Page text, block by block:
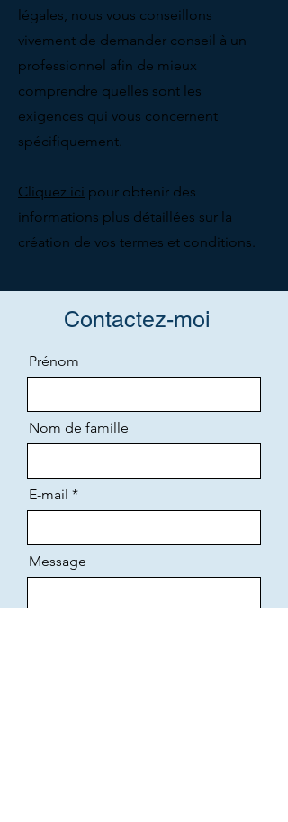
légales, nous vous conseillons
vivement de demander conseil à un
professionnel afin de mieux
comprendre quelles sont les
exigences qui vous concernent
spécifiquement.
Cliquez ici pour obtenir des
informations plus détaillées sur la
création de vos termes et conditions.
Contactez-moi
Prénom
Nom de famille
E-mail
Message